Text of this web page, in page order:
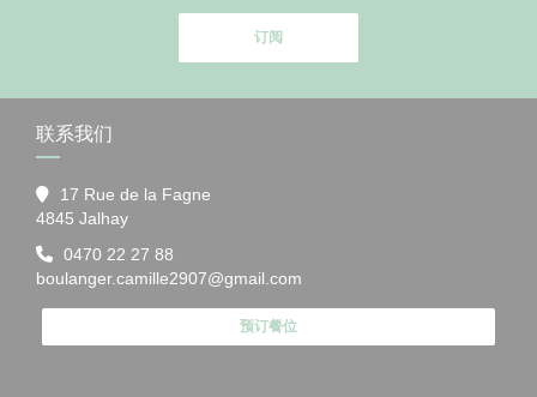
订阅
联系我们
17 Rue de la Fagne
4845 Jalhay((在新窗口中打开))
0470 22 27 88
boulanger.camille2907@gmail.com
预订餐位